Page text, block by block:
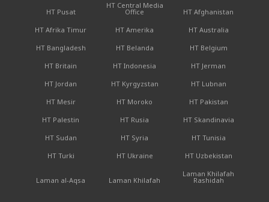
HT Pusat
HT Central Media
Office
HT Afghanistan
HT Afrika Timur
HT Amerika
HT Australia
HT Bangladesh
HT Belanda
HT Belgium
HT Britain
HT Indonesia
HT Jerman
HT Jordan
HT Kyrgyzstan
HT Lubnan
HT Mesir
HT Moroko
HT Pakistan
HT Palestin
HT Rusia
HT Skandinavia
HT Sudan
HT Syria
HT Tunisia
HT Turki
HT Ukraine HT Uzbekistan
Laman al-Aqsa Laman Khilafah
Laman Khilafah
Rashidah